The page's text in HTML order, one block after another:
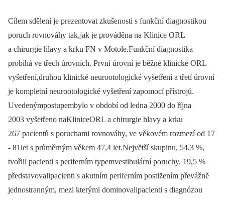
Cílem sdělení je prezentovat zkušenosti s funkční diagnostikou
poruch rovnováhy tak,jak je prováděna na Klinice ORL
a chirurgie hlavy a krku FN v Motole.Funkční diagnostika
probíhá ve třech úrovních. První úrovní je běžné klinické ORL
vyšetření,druhou klinické neurootologické vyšetření a třetí úrovní
je kompletní neurootologické vyšetření zapomocí přístrojů.
Uvedenýmpostupembylo v období od ledna 2000 do října
2003 vyšetřeno naKliniceORL a chirurgie hlavy a krku
267 pacientů s poruchami rovnováhy, ve věkovém rozmezí od 17
-⁠ 81let s průměrným věkem 47,4 let.Největší skupinu, 54,3 %,
tvořili pacienti s periferním typemvestibulární poruchy. 19,5 %
představovalipacienti s akutním periferním postižením převážně
jednostranným, mezi kterými dominovalipacienti s diagnózou